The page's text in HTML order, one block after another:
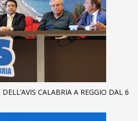
CALABRIA A REGGIO DAL 6